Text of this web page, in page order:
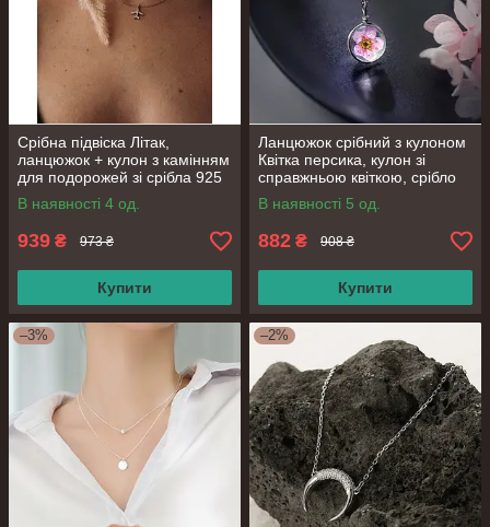
Срібна підвіска Літак,
ланцюжок + кулон з камінням
для подорожей зі срібла 925
проби, довжина 40+6 см
В наявності 4 од.
939 ₴ 973 ₴
Купити
Ланцюжок срібний з кулоном
Квітка персика, кулон зі
справжньою квіткою, срібло
925 проби, довжина 41+3 см
В наявності 5 од.
882 ₴ 908 ₴
Купити
–3% –2%